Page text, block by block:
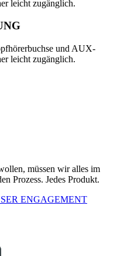
leicht zugänglich.
und AUX-
leicht zugänglich.
müssen wir alles im
Prozess. Jedes Produkt.
ENGAGEMENT